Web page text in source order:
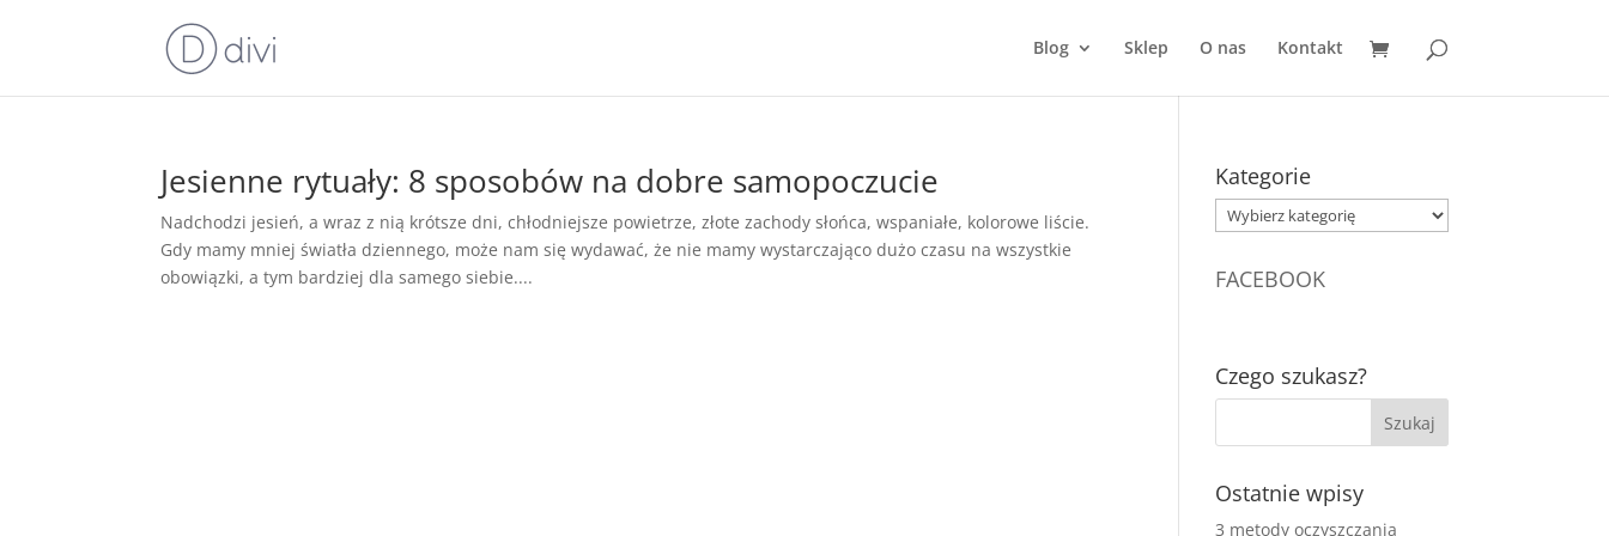
Blog Sklep O nas Kontakt
Jesienne rytuały: 8 sposobów na dobre samopoczucie
Nadchodzi jesień, a wraz z nią krótsze dni, chłodniejsze powietrze, złote zachody słońca, wspaniałe, kolorowe liście.
Gdy mamy mniej światła dziennego, może nam się wydawać, że nie mamy wystarczająco dużo czasu na wszystkie
obowiązki, a tym bardziej dla samego siebie....
Kategorie
Kategorie
FACEBOOK
Czego szukasz?
Ostatnie wpisy
3 metody oczyszczania